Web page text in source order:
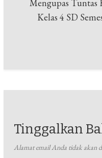
Mengupas Tuntas
Kelas 4 SD
Tinggalkan
Alamat email Anda tidak akan